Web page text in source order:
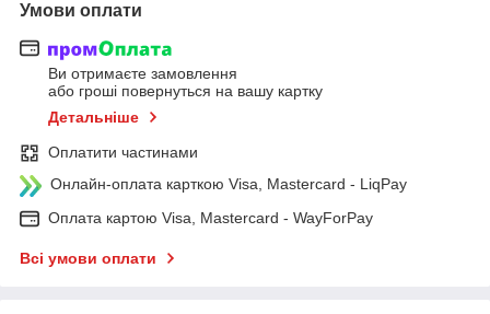
Умови оплати
Ви отримаєте замовлення
або гроші повернуться на вашу картку
Детальніше
Оплатити частинами
Онлайн-оплата карткою Visa, Mastercard - LiqPay
Оплата картою Visa, Mastercard - WayForPay
Всі умови оплати